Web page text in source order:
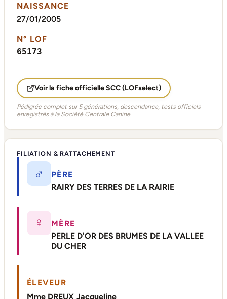
NAISSANCE
27/01/2005
N° LOF
65173
Voir la fiche officielle SCC (LOFselect)
Pédigrée complet sur 5 générations, descendance, tests officiels
enregistrés à la Société Centrale Canine.
FILIATION & RATTACHEMENT
♂
PÈRE
RAIRY DES TERRES DE LA RAIRIE
♀
MÈRE
PERLE D'OR DES BRUMES DE LA VALLEE
DU CHER
ÉLEVEUR
Mme DREUX Jacqueline